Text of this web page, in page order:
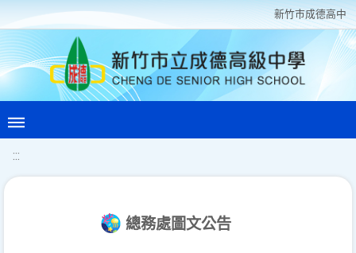
新竹巿成德高中
:::
總務處圖文公告